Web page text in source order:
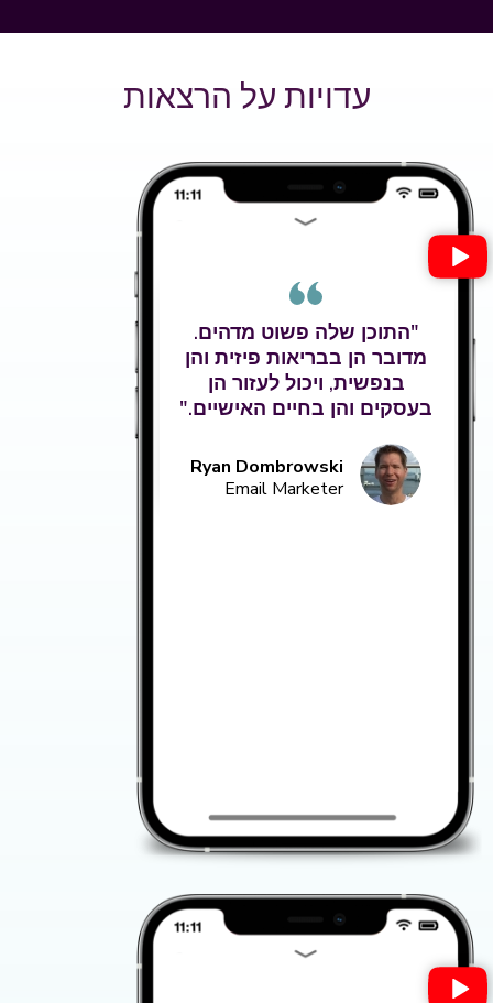
עדויות על הרצאות
"התוכן שלה פשוט מדהים.
מדובר הן בבריאות פיזית והן
בנפשית, ויכול לעזור הן
בעסקים והן בחיים האישיים."
Ryan Dombrowski
Email Marketer